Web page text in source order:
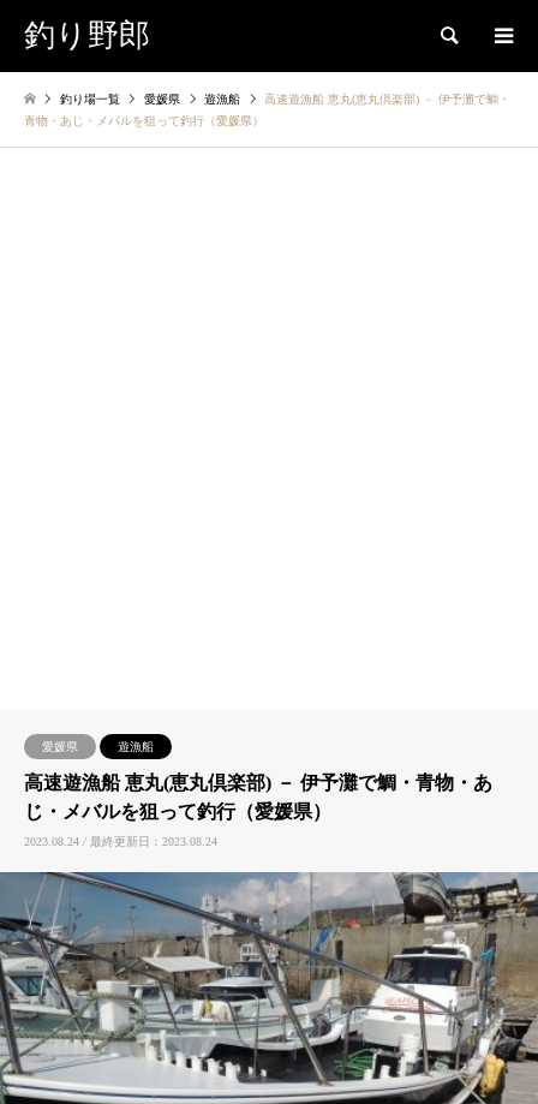
釣り野郎 検索
釣り場一覧 愛媛県 遊漁船
高速遊漁船 恵丸(恵丸倶楽部) － 伊予灘で鯛・
青物・あじ・メバルを狙って釣行（愛媛県）
愛媛県 遊漁船
高速遊漁船 恵丸(恵丸倶楽部) － 伊予灘で鯛・青物・あ
じ・メバルを狙って釣行（愛媛県）
2023.08.24 / 最終更新日：2023.08.24